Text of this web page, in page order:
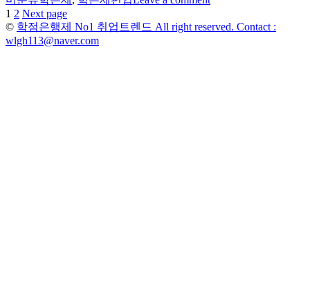
글
페
Page
1 Page
2 Next page
© 학점은행제 No1 취업트렌드 All right reserved. Contact :
wlgh113@naver.com